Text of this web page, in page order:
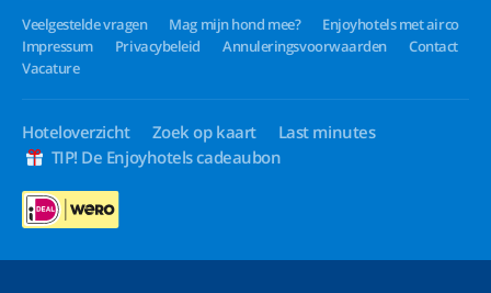
Veelgestelde vragen Mag mijn hond mee?
Enjoyhotels met airco
Impressum
Privacybeleid Annuleringsvoorwaarden
Contact
Vacature
Hoteloverzicht Zoek op kaart
Last minutes
TIP! De Enjoyhotels cadeaubon